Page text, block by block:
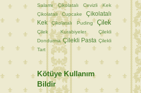
Salamı
Çikolatalı Cevizli Kek
Çikolatalı Cupcake
Çikolatalı
Kek
Çikolatalı Puding Çilek
Çilek Kurabiyeler
Çilekli
Dondurma Çilekli Pasta Çilekli
Tart
Kötüye Kullanım
Bildir